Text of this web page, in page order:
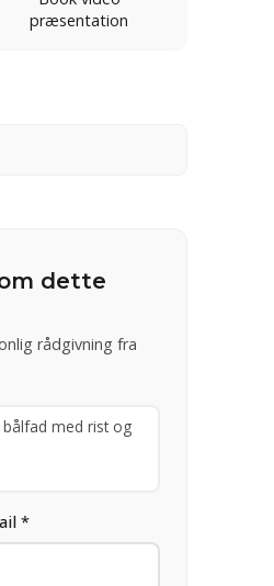
præsentation
dette
rådgivning fra
med rist og
*